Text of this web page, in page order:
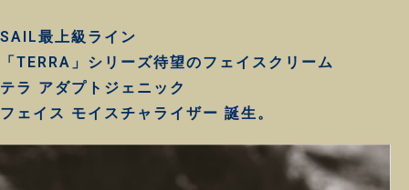
SAIL最上級ライン
「TERRA」シリーズ待望のフェイスクリーム
テラ アダプトジェニック
フェイス モイスチャライザー 誕生。